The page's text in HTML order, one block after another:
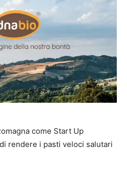
come Start Up
rendere i pasti veloci salutari